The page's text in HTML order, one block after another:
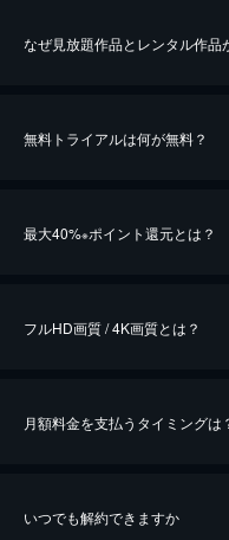
なぜ見放題作品とレンタル作品
無料トライアルは何が無料？
最大40%※ポイント還元とは？
※40％ポイント還元の対象は、クレジ
フルHD画質 / 4K画質とは？
月額料金を支払うタイミングは
いつでも解約できますか